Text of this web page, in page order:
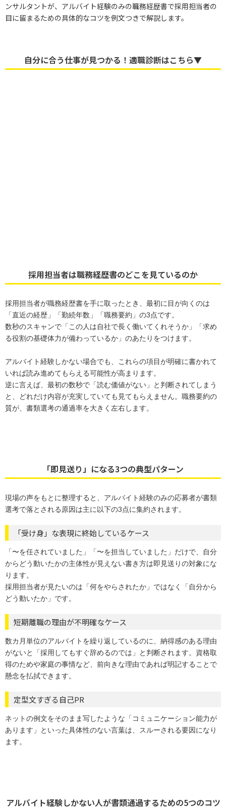
ンサルタントが、アルバイト経験のみの職務経歴書で採用担当者の
目に留まるための具体的なコツを例文つきで解説します。
自分に合う仕事が見つかる！適職診断はこちら▼
採用担当者は職務経歴書のどこを見ているのか
採用担当者が職務経歴書を手に取ったとき、最初に目が向くのは
「直近の経歴」「勤続年数」「職務要約」の3点です。
数秒のスキャンで「この人は自社で長く働いてくれそうか」「求め
る役割の基礎体力が備わっているか」のあたりをつけます。
アルバイト経験しかない場合でも、これらの項目が明確に書かれて
いれば読み進めてもらえる可能性が高まります。
逆に言えば、最初の数秒で「読む価値がない」と判断されてしまう
と、どれだけ内容が充実していても見てもらえません。職務要約の
質が、書類選考の通過率を大きく左右します。
「即見送り」になる3つの典型パターン
現場の声をもとに整理すると、アルバイト経験のみの応募者が書類
選考で落とされる原因は主に以下の3点に集約されます。
「受け身」な表現に終始しているケース
「〜を任されていました」「〜を担当していました」だけで、自分
からどう動いたかの主体性が見えない書き方は即見送りの対象にな
ります。
採用担当者が見たいのは「何をやらされたか」ではなく「自分から
どう動いたか」です。
短期離職の理由が不明確なケース
数カ月単位のアルバイトを繰り返しているのに、納得感のある理由
がないと「採用してもすぐ辞めるのでは」と判断されます。資格取
得のためや家庭の事情など、前向きな理由であれば明記することで
懸念を払拭できます。
定型文すぎる自己PR
ネットの例文をそのまま写したような「コミュニケーション能力が
あります」といった具体性のない言葉は、スルーされる要因になり
ます。
アルバイト経験しかない人が書類通過するための5つのコツ